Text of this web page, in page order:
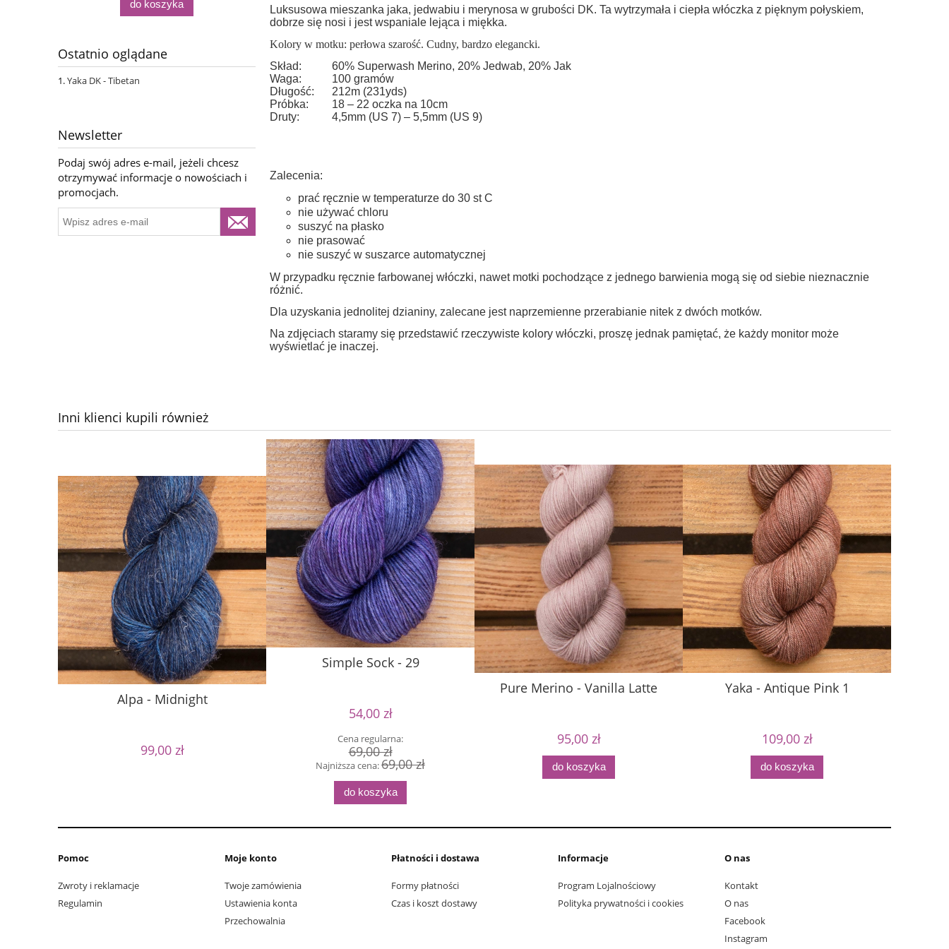
do koszyka do koszyka do koszyka do koszyka
Ostatnio oglądane
Yaka DK - Tibetan
Newsletter
Podaj swój adres e-mail, jeżeli chcesz
otrzymywać informacje o nowościach i
promocjach.
Cena nie zawiera ewentualnych kosztów
płatności
Luksusowa mieszanka jaka, jedwabiu i merynosa w grubości DK. Ta wytrzymała i ciepła włóczka z pięknym połyskiem,
dobrze się nosi i jest wspaniale lejąca i miękka.
Kolory w motku: perłowa szarość. Cudny, bardzo elegancki.
Skład:
60% Superwash Merino, 20% Jedwab, 20% Jak
Waga:
100 gramów
Długość:
212m (231yds)
Próbka:
18 – 22 oczka na 10cm
Druty:
4,5mm (US 7) – 5,5mm (US 9)
Zalecenia:
prać ręcznie w temperaturze do 30 st C
nie używać chloru
suszyć na płasko
nie prasować
nie suszyć w suszarce automatycznej
W przypadku ręcznie farbowanej włóczki, nawet motki pochodzące z jednego barwienia mogą się od siebie nieznacznie
różnić.
Dla uzyskania jednolitej dzianiny, zalecane jest naprzemienne przerabianie nitek z dwóch motków.
Na zdjęciach staramy się przedstawić rzeczywiste kolory włóczki, proszę jednak pamiętać, że każdy monitor może
wyświetlać je inaczej.
Inni klienci kupili również
Alpa - Midnight
99,00 zł
Simple Sock - 29
54,00 zł
Cena regularna:
69,00 zł
Najniższa cena:69,00 zł
do koszyka
Pure Merino - Vanilla Latte
95,00 zł
do koszyka
Yaka - Antique Pink 1
109,00 zł
do koszyka
Pomoc
Zwroty i reklamacje
Regulamin
Moje konto
Twoje zamówienia
Ustawienia konta
Przechowalnia
Płatności i dostawa
Formy płatności
Czas i koszt dostawy
Informacje
Program Lojalnościowy
Polityka prywatności i cookies
O nas
Kontakt
O nas
Facebook
Instagram